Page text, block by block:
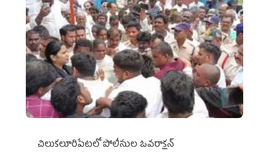
చిలుక‌లూరిపేట‌లో పోలీసుల ఓవ‌రాక్ష‌న్‌